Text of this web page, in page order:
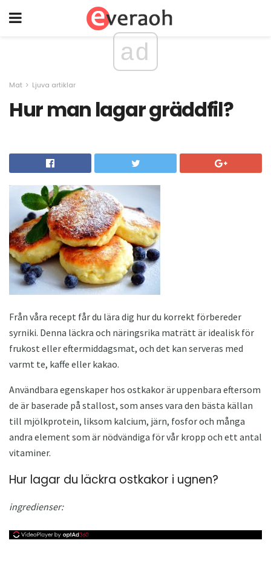
ad
Mat Ljuva artiklar
Hur man lagar gräddfil?
Från våra recept får du lära dig hur du korrekt förbereder
syrniki. Denna läckra och näringsrika maträtt är idealisk för
frukost eller eftermiddagsmat, och det kan serveras med
varmt te, kaffe eller kakao.
Användbara egenskaper hos ostkakor är uppenbara eftersom
de är baserade på stallost, som anses vara den bästa källan
till mjölkprotein, liksom kalcium, järn, fosfor och många
andra element som är nödvändiga för vår kropp och ett antal
vitaminer.
Hur lagar du läckra ostkakor i ugnen?
ingredienser: